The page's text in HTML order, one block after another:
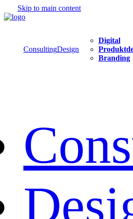
Skip to main content
ConsultingDesign
Digital
Branding